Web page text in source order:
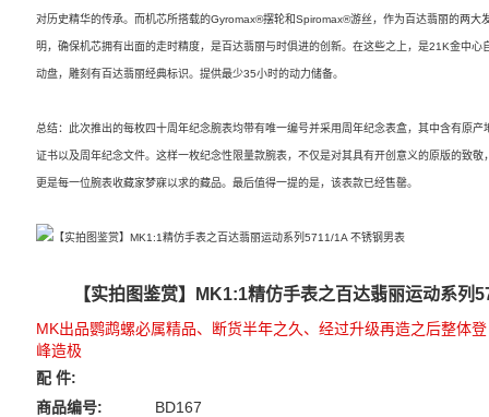
对历史精华的传承。而机芯所搭载的Gyromax®摆轮和Spiromax®游丝，作为百达翡丽的两大
明，确保机芯拥有出面的走时精度，是百达翡丽与时俱进的创新。在这些之上，是21K金中心
动盘，雕刻有百达翡丽经典标识。提供最少35小时的动力储备。
总结：此次推出的每枚四十周年纪念腕表均带有唯一编号并采用周年纪念表盒，其中含有原产
证书以及周年纪念文件。这样一枚纪念性限量款腕表，不仅是对其具有开创意义的原版的致敬
更是每一位腕表收藏家梦寐以求的藏品。最后值得一提的是，该表款已经售罄。
【实拍图鉴赏】MK1:1精仿手表之百达翡丽运动系列
MK出品鹦鹉螺必属精品、断货半年之久、经过升级再造之后整体登
峰造极
配 件:
商品编号:
BD167